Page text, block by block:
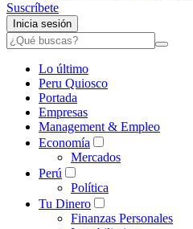
Suscríbete
Inicia sesión
Lo último
Peru Quiosco
Portada
Empresas
Management & Empleo
Economía
Mercados
Perú
Política
Tu Dinero
Finanzas Personales